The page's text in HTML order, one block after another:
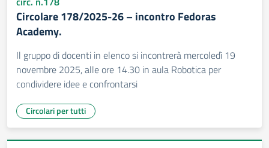
Circolare 178/2025-26 – incontro Fedoras
Academy.
Il gruppo di docenti in elenco si incontrerà mercoledì 19
novembre 2025, alle ore 14.30 in aula Robotica per
condividere idee e confrontarsi
Circolari per tutti